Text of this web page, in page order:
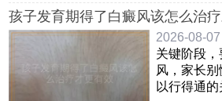
孩子发育期得了白癜风该怎么治
2026-08-07
关键阶段
风，家长
以行得通